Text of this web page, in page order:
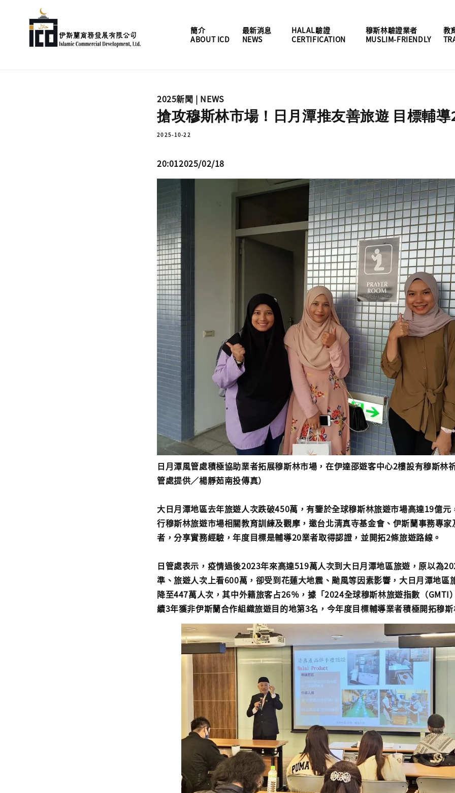
簡介
ABOUT ICD
最新消息
NEWS
HALAL驗證
CERTIFICATION
穆斯林驗證業者
MUSLIM-FRIENDLY
教
2025新聞 | NEWS
搶攻穆斯林市場！日月潭推友善旅遊 目標輔導
2025-10-22
20:012025/02/18
日月潭風管處積極協助業者拓展穆斯林市場，在伊達邵遊客中心2樓設有穆斯林
管處提供／楊靜茹南投傳真）
大日月潭地區去年旅遊人次跌破450萬，有鑒於全球穆斯林旅遊市場高達19億元
行穆斯林旅遊市場相關教育訓練及觀摩，邀台北清真寺基金會、伊斯蘭事務專
者，分享實務經驗，年度目標是輔導20業者取得認證，並開拓2條旅遊路線。
日管處表示，疫情過後2023年來高達519萬人次到大日月潭地區旅遊，原以為
準、旅遊人次上看600萬，卻受到花蓮大地震、颱風等因素影響，大日月潭地區
降至447萬人次，其中外籍旅客占26％，據「2024全球穆斯林旅遊指數（GMTI
續3年獲非伊斯蘭合作組織旅遊目的地第3名，今年度目標輔導業者積極開拓穆